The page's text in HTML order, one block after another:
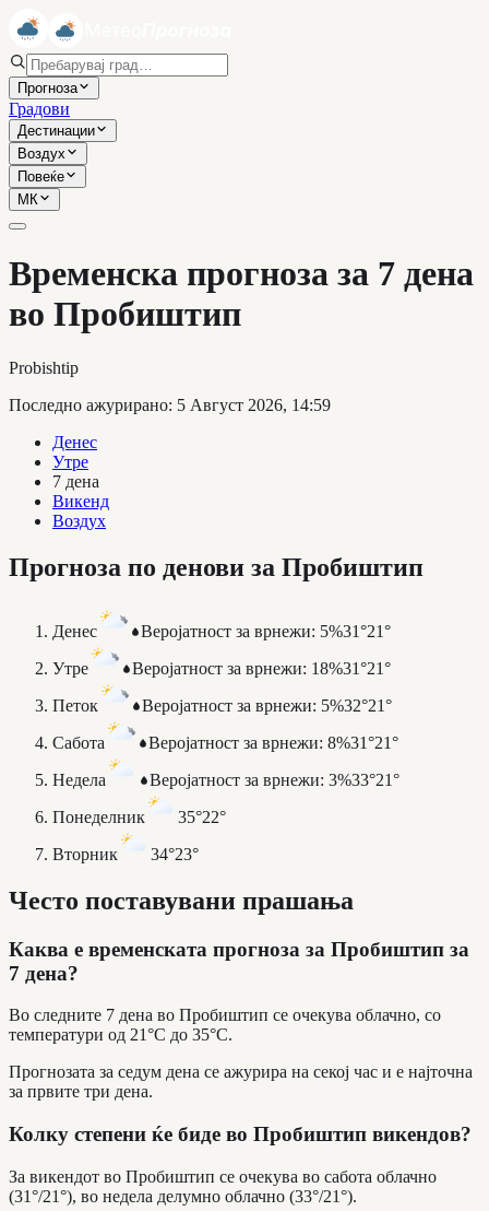
Прогноза
Градови
Дестинации
Воздух
Повеќе
МК
Временска прогноза за 7 дена
во Пробиштип
Probishtip
Последно ажурирано: 5 Август 2026, 14:59
Денес
Утре
7 дена
Викенд
Воздух
Прогноза по денови за Пробиштип
Денес Веројатност за врнежи: 5%31°21°
Утре
Веројатност за врнежи: 18%31°21°
Петок
Веројатност за врнежи: 5%32°21°
Сабота
Веројатност за врнежи: 8%31°21°
Недела
Веројатност за врнежи: 3%33°21°
Понеделник
35°22°
Вторник
34°23°
Често поставувани прашања
Каква е временската прогноза за Пробиштип за
7 дена?
Во следните 7 дена во Пробиштип се очекува облачно, со
температури од 21°C до 35°C.
Прогнозата за седум дена се ажурира на секој час и е најточна
за првите три дена.
Колку степени ќе биде во Пробиштип викендов?
За викендот во Пробиштип се очекува во сабота облачно
(31°/21°), во недела делумно облачно (33°/21°).